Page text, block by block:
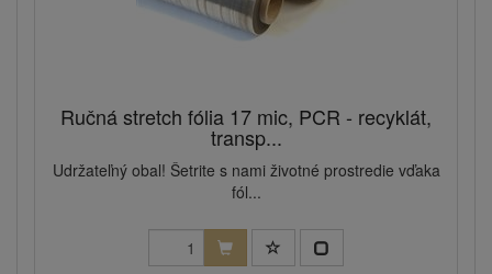
Ručná stretch fólia 17 mic, PCR - recyklát,
transp...
Udržateľný obal! Šetrite s nami životné prostredie vďaka
fól...